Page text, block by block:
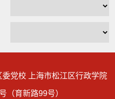
党校 上海市松江区行政学院
（育新路99号）